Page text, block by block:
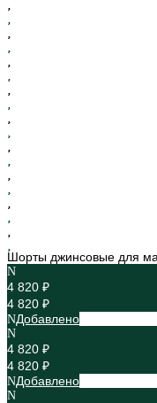
Шорты джинсовые для
4 820 ₽
4 820 ₽
Добавлено
4 820 ₽
4 820 ₽
Добавлено